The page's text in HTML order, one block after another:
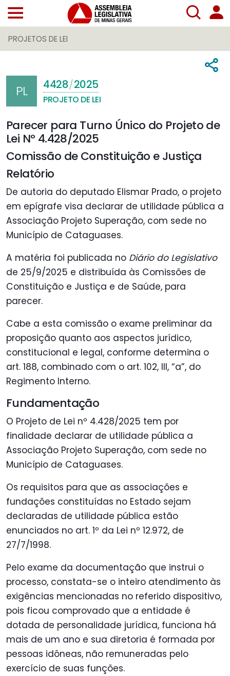
PROJETOS DE LEI
PL 4428/2025
PROJETO DE LEI
Parecer para Turno Único do Projeto de
Lei Nº 4.428/2025
Comissão de Constituição e Justiça
Relatório
De autoria do deputado Elismar Prado, o projeto
em epígrafe visa declarar de utilidade pública a
Associação Projeto Superação, com sede no
Município de Cataguases.
A matéria foi publicada no Diário do Legislativo
de 25/9/2025 e distribuída às Comissões de
Constituição e Justiça e de Saúde, para
parecer.
Cabe a esta comissão o exame preliminar da
proposição quanto aos aspectos jurídico,
constitucional e legal, conforme determina o
art. 188, combinado com o art. 102, III, “a”, do
Regimento Interno.
Fundamentação
O Projeto de Lei nº 4.428/2025 tem por
finalidade declarar de utilidade pública a
Associação Projeto Superação, com sede no
Município de Cataguases.
Os requisitos para que as associações e
fundações constituídas no Estado sejam
declaradas de utilidade pública estão
enunciados no art. 1º da Lei nº 12.972, de
27/7/1998.
Pelo exame da documentação que instrui o
processo, constata-se o inteiro atendimento às
exigências mencionadas no referido dispositivo,
pois ficou comprovado que a entidade é
dotada de personalidade jurídica, funciona há
mais de um ano e sua diretoria é formada por
pessoas idôneas, não remuneradas pelo
exercício de suas funções.